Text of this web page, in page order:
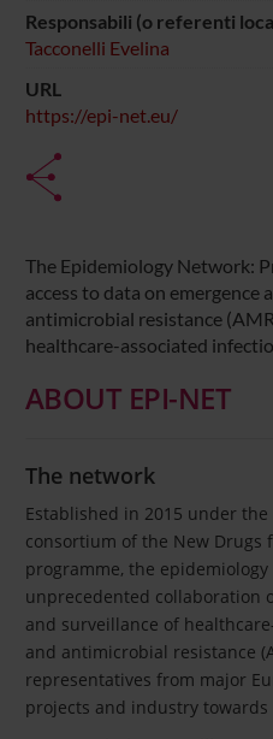
Responsabili (o referenti
Tacconelli Evelina
URL
https://epi-net.eu/
The Epidemiology Network:
access to data on emergence
antimicrobial resistance
healthcare-associated
ABOUT EPI-NET
The network
Established in 2015 under the
consortium of the New Drugs
programme, the epidemiology
unprecedented collaboration
and surveillance of
and antimicrobial resistance
representatives from major
projects and industry towards